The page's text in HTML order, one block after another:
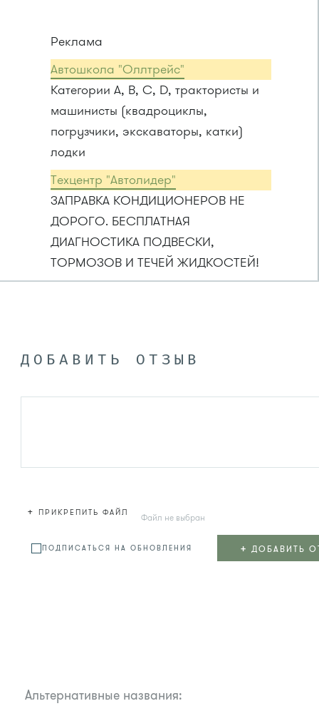
Реклама
Автошкола "Оллтрейс"
Категории A, B, C, D, трактористы и
машинисты (квадроциклы,
погрузчики, экскаваторы, катки)
лодки
Техцентр "Автолидер"
ЗАПРАВКА КОНДИЦИОНЕРОВ НЕ
ДОРОГО. БЕСПЛАТНАЯ
ДИАГНОСТИКА ПОДВЕСКИ,
ТОРМОЗОВ И ТЕЧЕЙ ЖИДКОСТЕЙ!
ДОБАВИТЬ ОТЗЫВ
+ ПРИКРЕПИТЬ ФАЙЛ Файл не выбран
ПОДПИСАТЬСЯ НА ОБНОВЛЕНИЯ + ДОБАВИТЬ
Альтернативные названия: